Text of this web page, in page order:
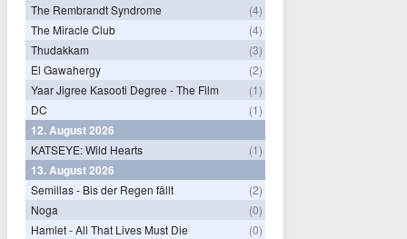
The Rembrandt Syndrome
(4)
The Miracle Club
(4)
Thudakkam
(3)
El Gawahergy
(2)
Yaar Jigree Kasooti Degree - The Film
(1)
DC
(1)
12. August 2026
KATSEYE: Wild Hearts (1)
13. August 2026
Semillas - Bis der Regen fällt
(2)
Noga
(0)
Hamlet - All That Lives Must Die
(0)